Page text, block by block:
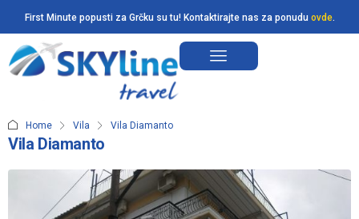
First Minute popusti za Grčku su tu! Kontaktirajte nas za ponudu ovde.
Home Vila Vila Diamanto
Vila Diamanto